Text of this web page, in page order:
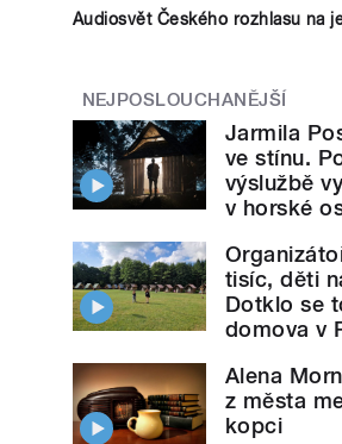
Audiosvět Českého rozhlasu na
NEJPOSLOUCHANĚJŠÍ
Jarmila
ve stínu.
výslužbě
v horské
tisíc, děti
Dotklo se
domova v
Alena
z města
kopci